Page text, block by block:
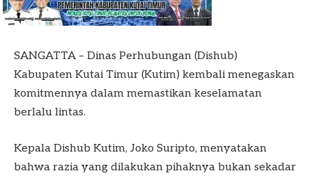
SANGATTA – Dinas Perhubungan (Dishub)
Kabupaten Kutai Timur (Kutim) kembali menegaskan
komitmennya dalam memastikan keselamatan
berlalu lintas.
Kepala Dishub Kutim, Joko Suripto, menyatakan
bahwa razia yang dilakukan pihaknya bukan sekadar